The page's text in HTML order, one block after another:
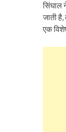
सिंघाल
जाती
एक